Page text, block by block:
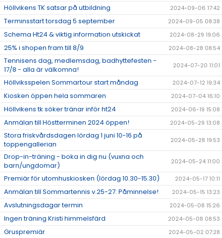
Höllvikens TK satsar på utbildning 2024-09-06 17:42
Terminsstart torsdag 5 september 2024-09-05 08:38
Schema Ht24 & viktig information utskickat 2024-08-29 19:06
25% i shopen fram till 8/9 2024-08-28 08:54
Tennisens dag, medlemsdag, badhyttefesten -
17/8 - alla är välkomna!
2024-07-20 11:01
Höllviksspelen Sommartour start måndag 2024-07-12 19:34
Kiosken öppen hela sommaren 2024-07-04 16:10
Höllvikens tk söker tränar inför ht24 2024-06-19 15:08
Anmälan till Höstterminen 2024 öppen! 2024-05-29 13:08
Stora friskvårdsdagen lördag 1 juni 10-16 på
toppengallerian
2024-05-28 19:53
Drop-in-träning - boka in dig nu (vuxna och
barn/ungdomar)
2024-05-24 11:00
Premiär för utomhuskiosken (lördag 10.30-15.30) 2024-05-17 10:11
Anmälan till Sommartennis v.25-27. Påminnelse! 2024-05-15 13:23
Avslutningsdagar termin 2024-05-08 15:26
Ingen träning Kristi himmelsfärd 2024-05-08 08:53
Gruspremiär 2024-05-02 07:28